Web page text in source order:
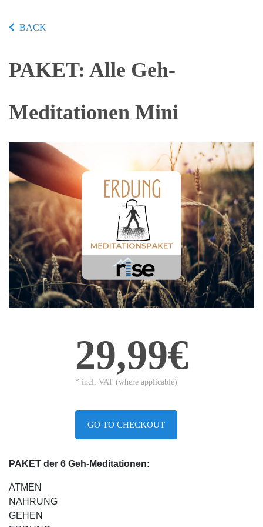
BACK
PAKET: Alle Geh-
Meditationen Mini
29,99€
* incl. VAT (where applicable)
GO TO CHECKOUT
PAKET der 6 Geh-Meditationen:
ATMEN
NAHRUNG
GEHEN